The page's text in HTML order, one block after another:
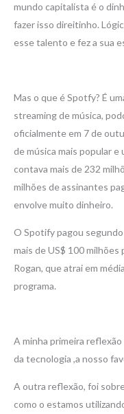
mundo capitalista é o
fazer isso direitinho.
esse talento e fez a sua
Mas o que é Spotfy? É
streaming de música,
oficialmente em 7 de
de música mais popular e
contava mais de 232
milhões de assinantes
envolve muito dinheiro.
O Spotify pagou
mais de US$ 100
Rogan, que atrai em
programa.
A minha primeira
da tecnologia ,a nosso
A outra reflexão, foi
como o estamos